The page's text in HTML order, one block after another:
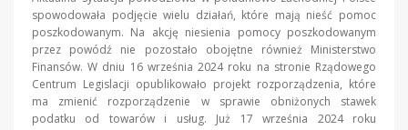
spowodowała podjęcie wielu działań, które mają nieść pomoc
poszkodowanym. Na akcję niesienia pomocy poszkodowanym
przez powódź nie pozostało obojętne również Ministerstwo
Finansów. W dniu 16 września 2024 roku na stronie Rządowego
Centrum Legislacji opublikowało projekt rozporządzenia, które
ma zmienić rozporządzenie w sprawie obniżonych stawek
podatku od towarów i usług. Już 17 września 2024 roku